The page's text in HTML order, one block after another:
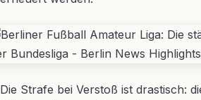
Die Strafe bei Verstoß ist drastisch: